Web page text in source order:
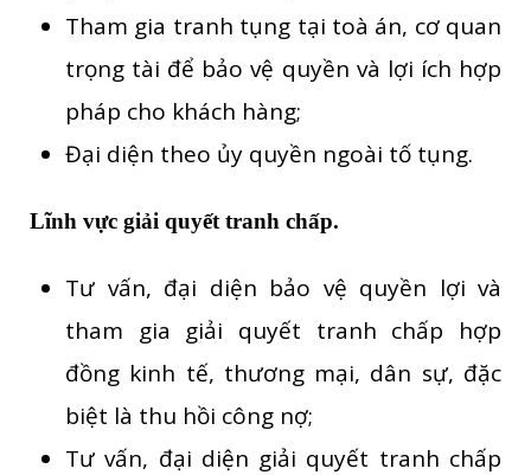
Tham gia tranh tụng tại toà án, cơ quan
trọng tài để bảo vệ quyền và lợi ích hợp
pháp cho khách hàng;
Đại diện theo ủy quyền ngoài tố tụng.
Lĩnh vực giải quyết tranh chấp.
Tư vấn, đại diện bảo vệ quyền lợi và
tham gia giải quyết tranh chấp hợp
đồng kinh tế, thương mại, dân sự, đặc
biệt là thu hồi công nợ;
Tư vấn, đại diện giải quyết tranh chấp